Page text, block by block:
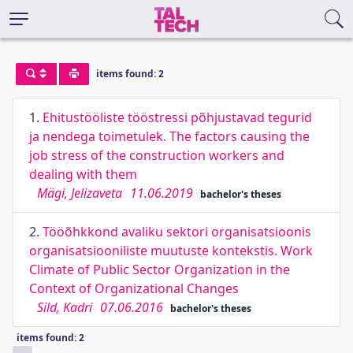
items found: 2
1. Ehitustööliste tööstressi põhjustavad tegurid
ja nendega toimetulek. The factors causing the
job stress of the construction workers and
dealing with them
Mägi, Jelizaveta 11.06.2019 bachelor's theses
2. Tööõhkkond avaliku sektori organisatsioonis
organisatsiooniliste muutuste kontekstis. Work
Climate of Public Sector Organization in the
Context of Organizational Changes
Sild, Kadri 07.06.2016 bachelor's theses
items found: 2